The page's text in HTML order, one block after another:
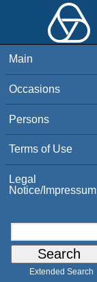
Main
Occasions
Persons
Terms of Use
Legal
Notice/Impressum
Extended Search